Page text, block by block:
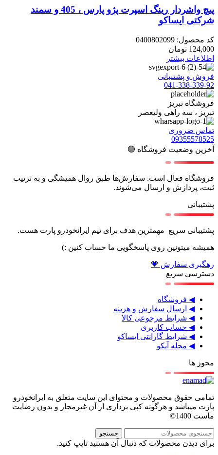
پیچ واشردار رینگ اسپرت پژو پارس ، 405 و سمند
شرکتی ایساکو
کد محصول: 0400802099
124,000 تومان
اطلاعات بیشتر
فروش و پشتیبانی
041-338-339-92
فروشگاه تبریز
تبریز ، سه راهی ولیعصر
تماس ضروری
09355578525
آخرین وضعیت فروشگاه 🟢
فروشگاه فعال است. سفارش‌ها طبق روال همیشگی و به ترتیب
ثبت، پردازش و ارسال می‌شوند.
پشتیبانی
پشتیبانی سریع مهمترین هدف برای تیم ایرانخودرو پارت هست.
همیشه میتونین روی پاسخگویی ما حساب کنین :)
رهگیری سفارش 💗
دسترسی سریع
◀ فروشگاه
◀ ارسال سفارش و هزینه
◀ شرایط مرجوعی کالا
◀ حساب کاربری
◀ شرایط گارانتی ایساکو
◀ مجله آیکو
مجوز ها
تمامی حقوق محصولات و محتوای این سایت متعلق به ایرانخودرو
پارت میباشد و هرگونه کپی برداری از آن غیرمجاز و بدون رضایت
ماست 1400©
جستجو
برای دیدن محصولات که دنبال آن هستید تایپ کنید.